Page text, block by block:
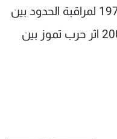
وكانت هذه القوة انشئت عام 1978 لمراقبة الحدود بين
لبنان واسرائيل ثم عززت عام 2006 اثر حرب تموز بين